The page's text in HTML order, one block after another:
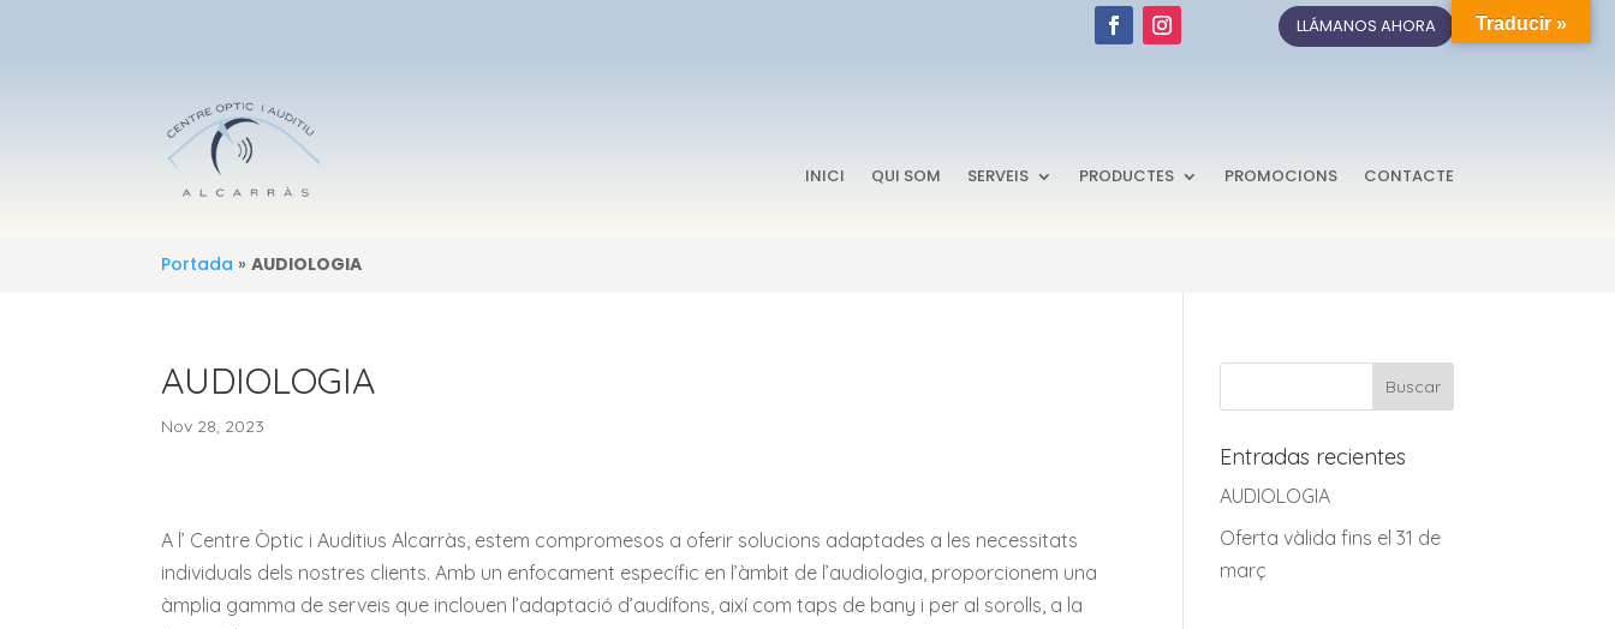
LLÁMANOS AHORA
INICI QUI SOM SERVEIS PRODUCTES PROMOCIONS CONTACTE
Portada »AUDIOLOGIA
AUDIOLOGIA
Nov 28, 2023
A l’ Centre Òptic i Auditius Alcarràs, estem compromesos a oferir solucions adaptades a les necessitats
individuals dels nostres clients. Amb un enfocament específic en l’àmbit de l’audiologia, proporcionem una
àmplia gamma de serveis que inclouen l’adaptació d’audífons, així com taps de bany i per al sorolls, a la
Entradas recientes
AUDIOLOGIA
Oferta vàlida fins el 31 de
març
Traducir »